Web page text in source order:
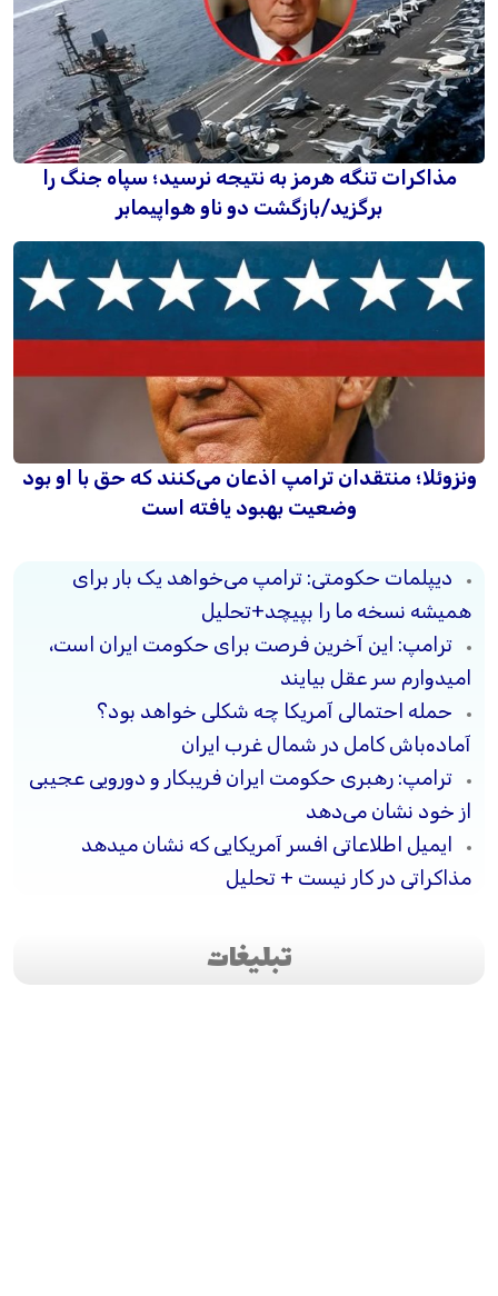
مذاکرات تنگه هرمز به نتیجه نرسید؛ سپاه جنگ را
برگزید/بازگشت دو ناو هواپیمابر
ونزوئلا؛ منتقدان ترامپ اذعان می‌کنند که حق با او بود
وضعیت بهبود یافته است
دیپلمات حکومتی: ترامپ می‌خواهد یک بار برای
همیشه نسخه ما را بپیچد+تحلیل
ترامپ: این آخرین فرصت برای حکومت ایران است،
امیدوارم سر عقل بیایند
حمله احتمالی آمریکا چه شکلی خواهد بود؟
آماده‌باش کامل در شمال غرب ایران
ترامپ: رهبری حکومت ایران فریبکار و دورویی عجیبی
از خود نشان می‌دهد
ایمیل اطلاعاتی افسر آمریکایی که نشان میدهد
مذاکراتی در کار نیست + تحلیل
تبلیغات